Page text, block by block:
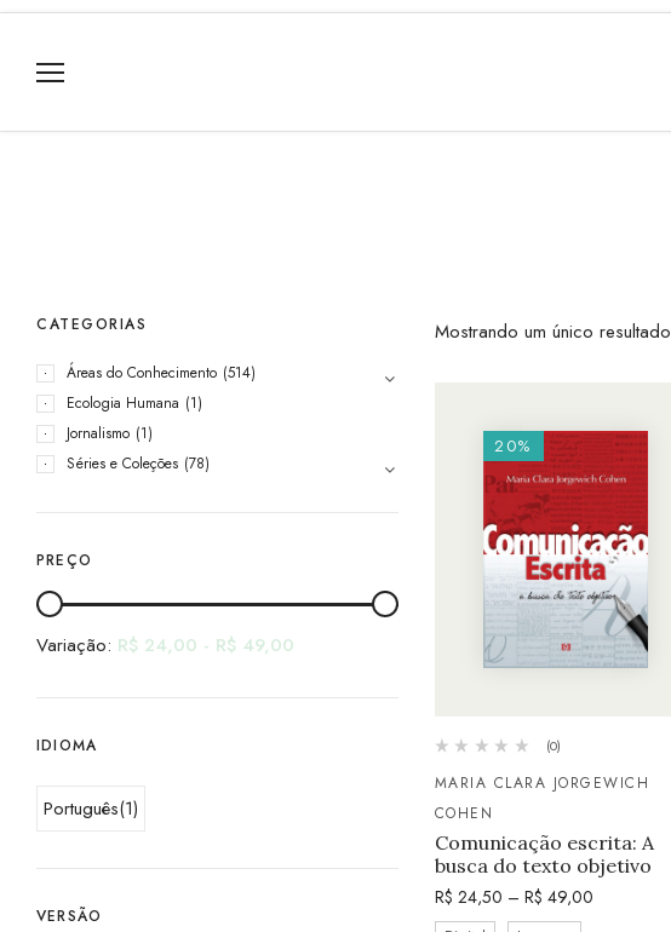
CATEGORIAS
Áreas do Conhecimento (514)
Ecologia Humana (1)
Jornalismo (1)
Séries e Coleções (78)
PREÇO
Variação: R$ 24,00 - R$ 49,00
IDIOMA
Português(1)
VERSÃO
Mostrando um único resultado
20%
(0)
MARIA CLARA JORGEWICH
COHEN
Comunicação escrita: A
busca do texto objetivo
R$ 24,50 – R$ 49,00